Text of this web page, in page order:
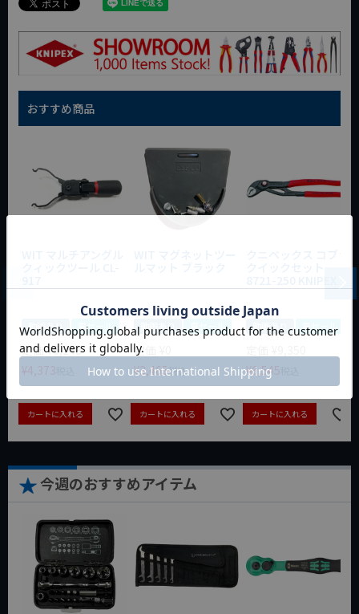
おすすめ商品
動画あり 夏セール
定価 ¥6,248
カートに入れる
動画あり
定価
¥3,465税込
カートに入れる
動画あり 夏セール
¥6,545
カートに入れる
今週のおすすめアイテム